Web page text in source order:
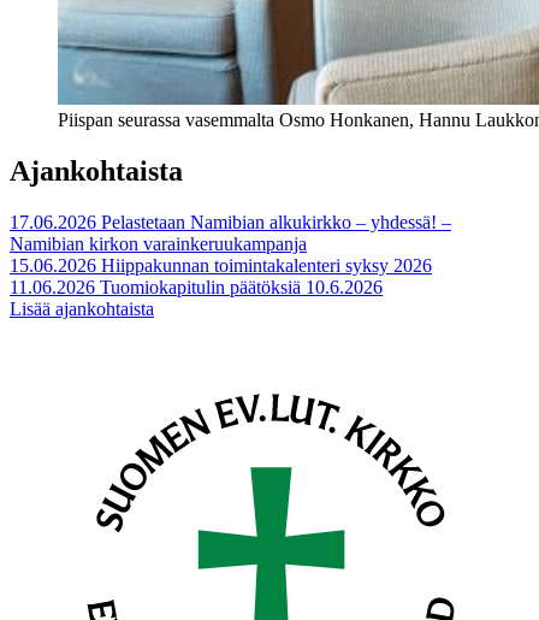
Piispan seurassa vasemmalta Osmo Honkanen, Hannu
Ajankohtaista
17.06.2026 Pelastetaan Namibian alkukirkko – yhdessä! –
Namibian kirkon varainkeruukampanja
15.06.2026 Hiippakunnan toimintakalenteri syksy 2026
11.06.2026 Tuomiokapitulin päätöksiä 10.6.2026
Lisää ajankohtaista